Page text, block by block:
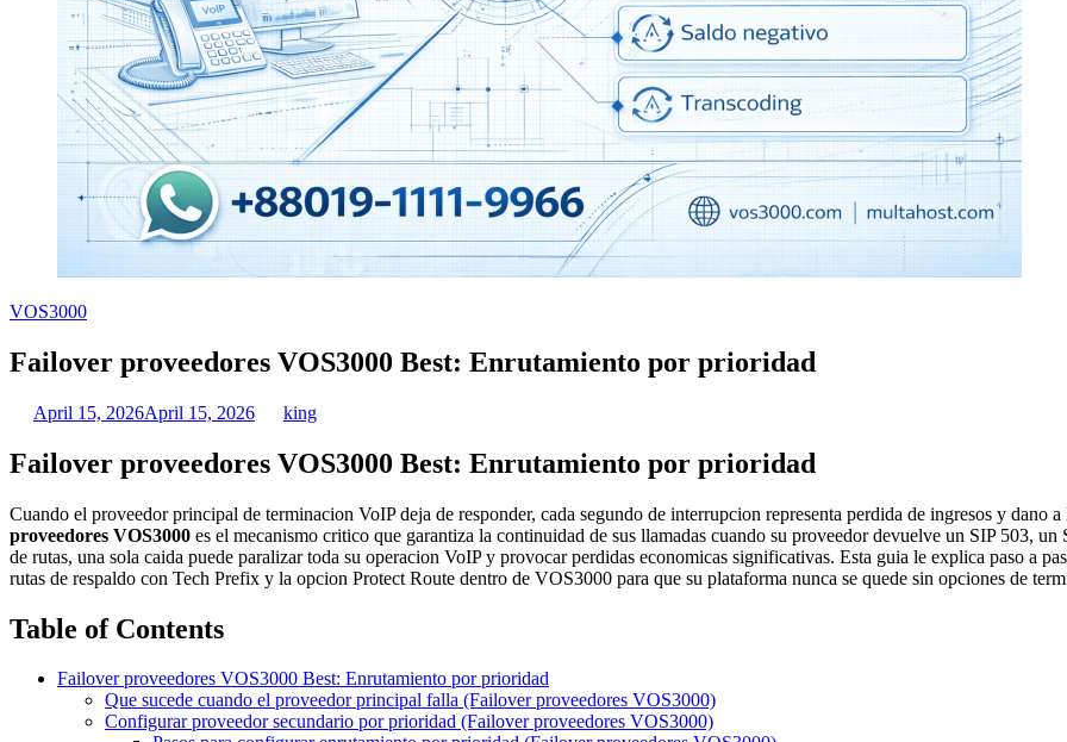
VOS3000
Failover proveedores VOS3000 Best: Enrutamiento por prioridad
April 15, 2026April 15, 2026 king
Failover proveedores VOS3000 Best: Enrutamiento por prioridad
Cuando el proveedor principal de terminacion VoIP deja de responder, cada segundo de interrupcion representa perdida de ingresos y
proveedores VOS3000 es el mecanismo critico que garantiza la continuidad de sus llamadas cuando su proveedor devuelve un SIP 503,
de rutas, una sola caida puede paralizar toda su operacion VoIP y provocar perdidas economicas significativas. Esta guia le explica paso a
rutas de respaldo con Tech Prefix y la opcion Protect Route dentro de VOS3000 para que su plataforma nunca se quede sin opciones de
Table of Contents
Failover proveedores VOS3000 Best: Enrutamiento por prioridad
Que sucede cuando el proveedor principal falla (Failover proveedores VOS3000)
Configurar proveedor secundario por prioridad (Failover proveedores VOS3000)